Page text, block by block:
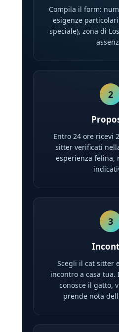
Compila il form:
esigenze
speciale), zona di
2
Entro 24 ore ricevi
sitter verificati
esperienza felina,
3
Scegli il cat sitter
incontro a casa tua.
conosce il gatto,
prende nota